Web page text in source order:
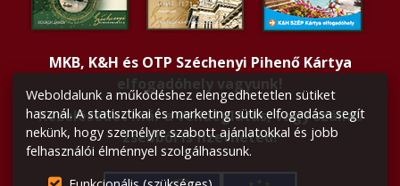
MKB, K&H és OTP Széchenyi Pihenő Kártya
elfogadóhely vagyunk!
Kezelésedet már a vendéglátás, vagy szállás
zsebből is fizetheted!
Weboldalunk a működéshez elengedhetetlen sütiket
használ. A statisztikai és marketing sütik elfogadása segít
nekünk, hogy személyre szabott ajánlatokkal és jobb
felhasználói élménnyel szolgálhassunk.